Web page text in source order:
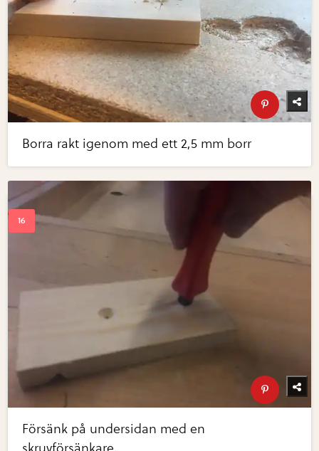
Borra rakt igenom med ett 2,5 mm borr
Försänk på undersidan med en